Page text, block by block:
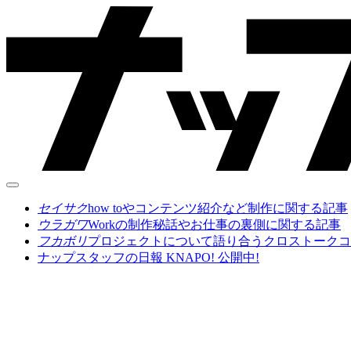
セイサクhow toやコンテンツ紹介など制作に関する記事
ウラガワWorkの制作秘話やお仕事の裏側に関する記事
フカボリプロジェクトについて語り合うクロストーク
ナップスタッフの日報 KNAPO! 公開中!